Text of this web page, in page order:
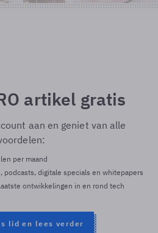
artikel gratis
aan en geniet van alle
per maand
podcasts, digitale specials en whitepapers
ontwikkelingen in en rond tech
lid en lees verder